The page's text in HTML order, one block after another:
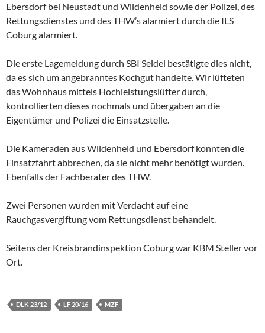
Ebersdorf bei Neustadt und Wildenheid sowie der Polizei, des
Rettungsdienstes und des THW’s alarmiert durch die ILS
Coburg alarmiert.
Die erste Lagemeldung durch SBI Seidel bestätigte dies nicht,
da es sich um angebranntes Kochgut handelte. Wir lüfteten
das Wohnhaus mittels Hochleistungslüfter durch,
kontrollierten dieses nochmals und übergaben an die
Eigentümer und Polizei die Einsatzstelle.
Die Kameraden aus Wildenheid und Ebersdorf konnten die
Einsatzfahrt abbrechen, da sie nicht mehr benötigt wurden.
Ebenfalls der Fachberater des THW.
Zwei Personen wurden mit Verdacht auf eine
Rauchgasvergiftung vom Rettungsdienst behandelt.
Seitens der Kreisbrandinspektion Coburg war KBM Steller vor
Ort.
DLK 23/12 LF 20/16 MZF